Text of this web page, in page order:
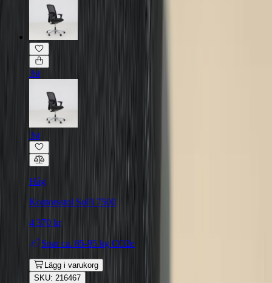
3st
3st
Håg
Kontorsstol SoFi 7500
4 370 kr
Spar ca. 85-95 kg CO2e
Lägg i varukorg
SKU: 216467